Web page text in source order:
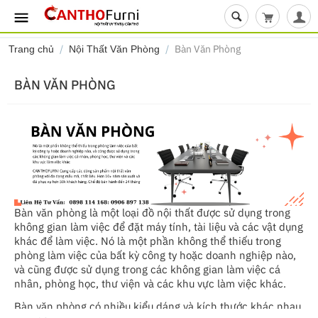
Giỏ hàng
Trang chủ / Nội Thất Văn Phòng / Bàn Văn Phòng
BÀN VĂN PHÒNG
Bàn văn phòng là một loại đồ nội thất được sử dụng trong
không gian làm việc để đặt máy tính, tài liệu và các vật dụng
khác để làm việc. Nó là một phần không thể thiếu trong
phòng làm việc của bất kỳ công ty hoặc doanh nghiệp nào,
và cũng được sử dụng trong các không gian làm việc cá
nhân, phòng học, thư viện và các khu vực làm việc khác.
Bàn văn phòng có nhiều kiểu dáng và kích thước khác nhau,